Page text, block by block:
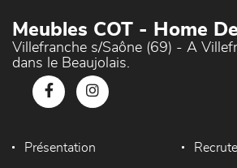
Meubles COT - Home
Villefranche s/Saône (69) - A
dans le Beaujolais.
Présentation